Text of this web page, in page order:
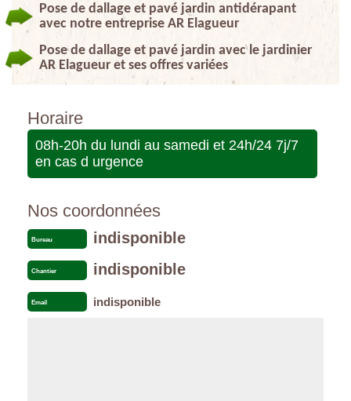
Pose de dallage et pavé jardin antidérapant
avec notre entreprise AR Elagueur
Pose de dallage et pavé jardin avec le jardinier
AR Elagueur et ses offres variées
Horaire
08h-20h du lundi au samedi et 24h/24 7j/7
en cas d urgence
Nos coordonnées
Bureau indisponible
Chantier indisponible
Email indisponible